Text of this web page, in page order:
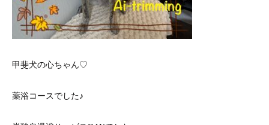
甲斐犬の心ちゃん♡
薬浴コースでした♪